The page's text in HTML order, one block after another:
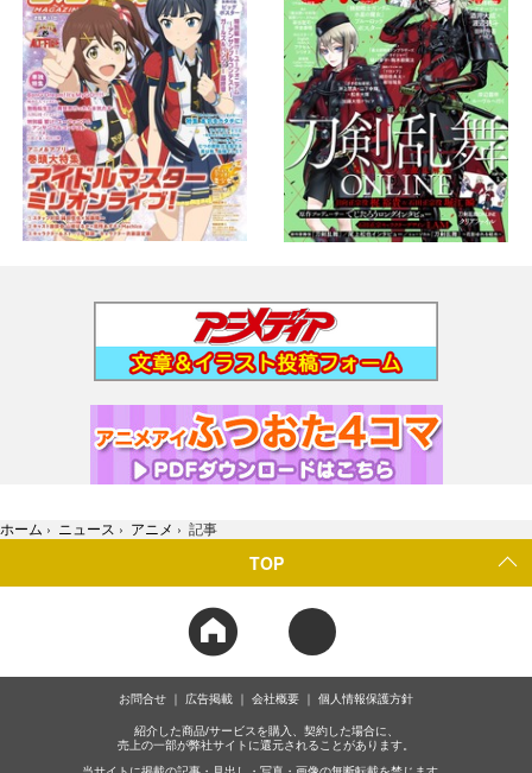
ホーム › ニュース › アニメ › 記事
TOP
お問合せ 広告掲載 会社概要 個人情報保護方針
紹介した商品/サービスを購入、契約した場合に、
売上の一部が弊社サイトに還元されることがあります。